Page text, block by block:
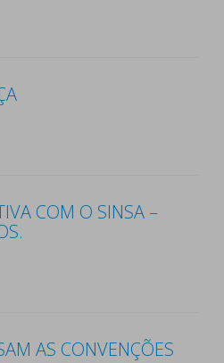
COM O SINSA –
AS CONVENÇÕES